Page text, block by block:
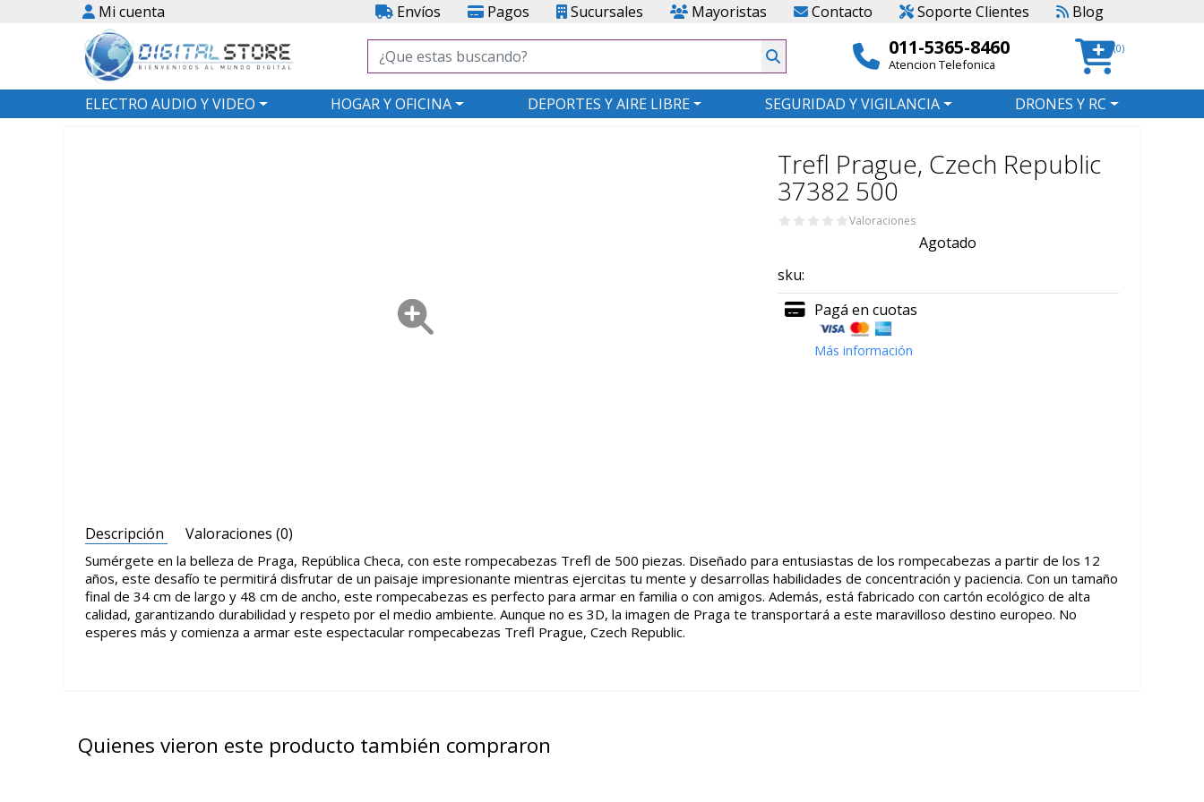
Mi cuenta Envíos Pagos Sucursales Mayoristas Contacto Soporte Clientes Blog
011-5365-8460
Atencion Telefonica
(0)
ELECTRO AUDIO Y VIDEO HOGAR Y OFICINA DEPORTES Y AIRE LIBRE SEGURIDAD Y VIGILANCIA DRONES Y RC
Trefl Prague, Czech Republic
37382 500
Valoraciones
Agotado
sku:
Pagá en cuotas
Más información
Descripción Valoraciones (0)
Sumérgete en la belleza de Praga, República Checa, con este rompecabezas Trefl de 500 piezas. Diseñado para entusiastas de los rompecabezas a partir de los 12
años, este desafío te permitirá disfrutar de un paisaje impresionante mientras ejercitas tu mente y desarrollas habilidades de concentración y paciencia. Con un tamaño
final de 34 cm de largo y 48 cm de ancho, este rompecabezas es perfecto para armar en familia o con amigos. Además, está fabricado con cartón ecológico de alta
calidad, garantizando durabilidad y respeto por el medio ambiente. Aunque no es 3D, la imagen de Praga te transportará a este maravilloso destino europeo. No
esperes más y comienza a armar este espectacular rompecabezas Trefl Prague, Czech Republic.
Quienes vieron este producto también compraron